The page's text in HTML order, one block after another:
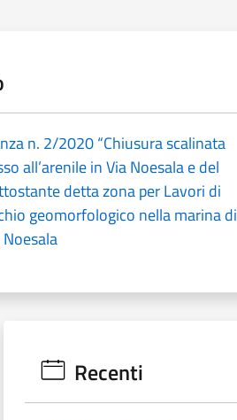
n. 2/2020 “Chiusura scalinata
all’arenile in Via Noesala e del
detta zona per Lavori di
geomorfologico nella marina di
Recenti